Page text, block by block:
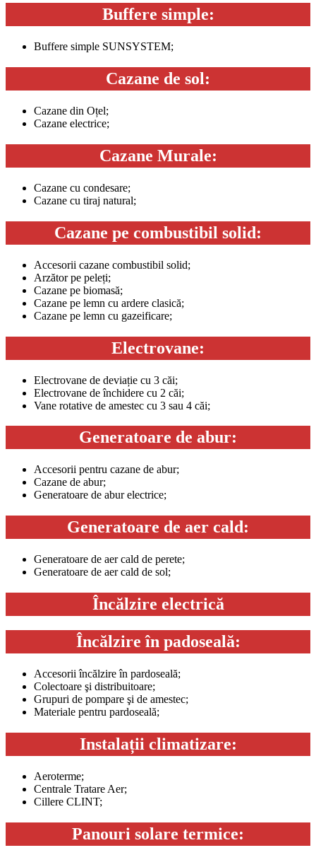
Buffere simple:
Buffere simple SUNSYSTEM;
Cazane de sol:
Cazane din Oțel;
Cazane electrice;
Cazane Murale:
Cazane cu condesare;
Cazane cu tiraj natural;
Cazane pe combustibil solid:
Accesorii cazane combustibil solid;
Arzător pe peleți;
Cazane pe biomasă;
Cazane pe lemn cu ardere clasică;
Cazane pe lemn cu gazeificare;
Electrovane:
Electrovane de deviație cu 3 căi;
Electrovane de închidere cu 2 căi;
Vane rotative de amestec cu 3 sau 4 căi;
Generatoare de abur:
Accesorii pentru cazane de abur;
Cazane de abur;
Generatoare de abur electrice;
Generatoare de aer cald:
Generatoare de aer cald de perete;
Generatoare de aer cald de sol;
Încălzire electrică
Încălzire în padoseală:
Accesorii încălzire în pardoseală;
Colectoare şi distribuitoare;
Grupuri de pompare şi de amestec;
Materiale pentru pardoseală;
Instalații climatizare:
Aeroterme;
Centrale Tratare Aer;
Cillere CLINT;
Panouri solare termice: